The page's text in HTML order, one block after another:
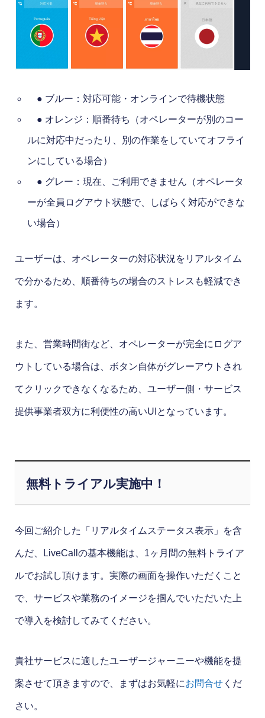
● ブルー：対応可能・オンラインで待機状態
● オレンジ：順番待ち（オペレーターが別のコー
ルに対応中だったり、別の作業をしていてオフライ
ンにしている場合）
● グレー：現在、ご利用できません（オペレータ
ーが全員ログアウト状態で、しばらく対応ができな
い場合）
ユーザーは、オペレーターの対応状況をリアルタイム
で分かるため、順番待ちの場合のストレスも軽減でき
ます。
また、営業時間街など、オペレーターが完全にログア
ウトしている場合は、ボタン自体がグレーアウトされ
てクリックできなくなるため、ユーザー側・サービス
提供事業者双方に利便性の高いUIとなっています。
無料トライアル実施中！
今回ご紹介した「リアルタイムステータス表示」を含
んだ、LiveCallの基本機能は、1ヶ月間の無料トライア
ルでお試し頂けます。実際の画面を操作いただくこと
で、サービスや業務のイメージを掴んでいただいた上
で導入を検討してみてください。
貴社サービスに適したユーザージャーニーや機能を提
案させて頂きますので、まずはお気軽にお問合せくだ
さい。